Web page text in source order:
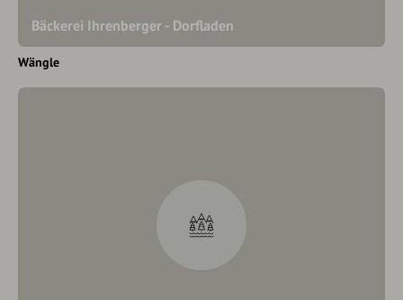
Bäckerei Ihrenberger - Dorfladen
Wängle